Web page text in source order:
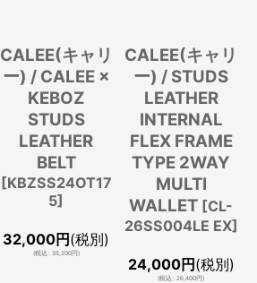
CALEE(キャリ
ー) / CALEE ×
KEBOZ
STUDS
LEATHER
BELT
[KBZSS24OT17
5]
32,000円(税別)
(税込: 35,200円)
CALEE(キャリ
ー) / STUDS
LEATHER
INTERNAL
FLEX FRAME
TYPE 2WAY
MULTI
WALLET [CL-
26SS004LE EX]
24,000円(税別)
(税込: 26,400円)